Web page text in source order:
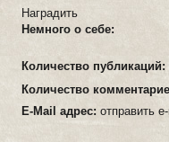
Наградить
Немного о себе:
Количество публикаций:
Количество
E-Mail адрес: отправить